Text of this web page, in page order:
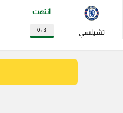
تشيلسي
انتهت
3 : 0